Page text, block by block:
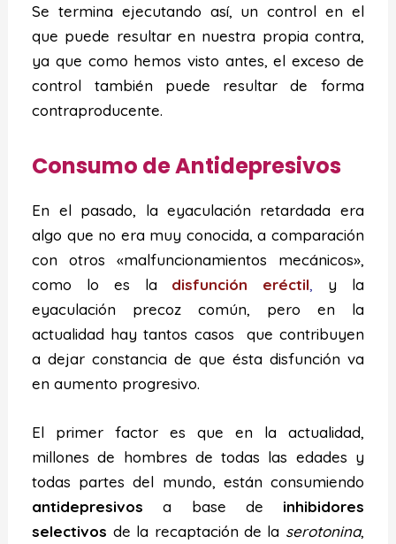
Se termina ejecutando así, un control en el
que puede resultar en nuestra propia contra,
ya que como hemos visto antes, el exceso de
control también puede resultar de forma
contraproducente.
Consumo de Antidepresivos
En el pasado, la eyaculación retardada era
algo que no era muy conocida, a comparación
con otros «malfuncionamientos mecánicos»,
como lo es la disfunción eréctil,
y la
eyaculación precoz común, pero en la
actualidad hay tantos casos que contribuyen
a dejar constancia de que ésta disfunción va
en aumento progresivo.
El primer factor es que en la actualidad,
millones de hombres de todas las edades y
todas partes del mundo, están consumiendo
antidepresivos a base de inhibidores
selectivos de la recaptación de la serotonina,